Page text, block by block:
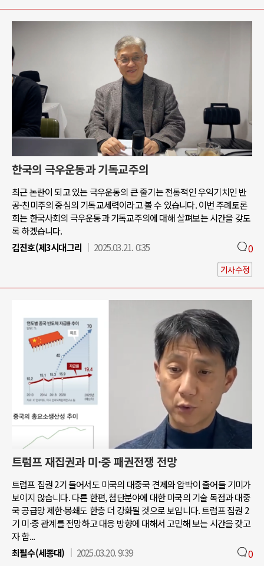
한국의 극우운동과 기독교주의
최근 논란이 되고 있는 극우운동의 큰 줄기는 전통적인 우익기치인 반
공-친미주의 중심의 기독교세력이라고 볼 수 있습니다. 이번 주례토론
회는 한국사회의 극우운동과 기독교주의에 대해 살펴보는 시간을 갖도
록 하겠습니다.
김진호(제3시대그리
2025.03.21. 0:35 0
기사수정
트럼프 재집권과 미·중 패권전쟁 전망
트럼프 집권 2기 들어서도 미국의 대중국 견제와 압박이 줄어들 기미가
보이지 않습니다. 다른 한편, 첨단분야에 대한 미국의 기술 독점과 대중
국 공급망 제한·봉쇄도 한층 더 강화될 것으로 보입니다. 트럼프 집권 2
기 미·중 관계를 전망하고 대응 방향에 대해서 고민해 보는 시간을 갖고
자 합...
최필수(세종대)
2025.03.20. 9:39 0